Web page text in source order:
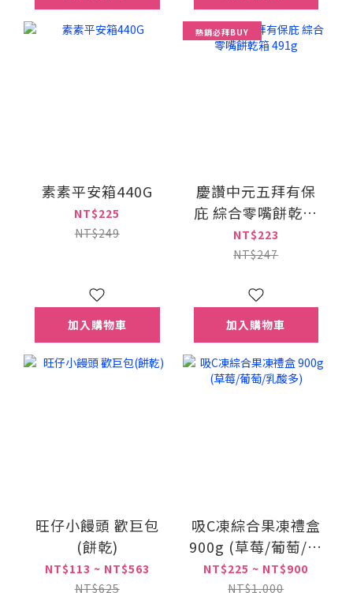
素素平安箱440G
NT$225
NT$249
加入購物車
熱銷必拜BUY
慶讚中元五拜有保
庇 綜合零嘴餅乾箱
491g
NT$223
NT$247
加入購物車
旺仔小饅頭 歡巨包
(餅乾)
NT$113 ~ NT$563
NT$625
吸C凍綜合果凍禮盒
900g (草莓/葡萄/乳
酸多)
NT$225 ~ NT$900
NT$1,000